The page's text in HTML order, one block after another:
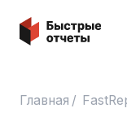
Быстрые отчеты
Главная /